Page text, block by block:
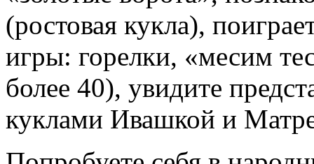
(ростовая кукла),
игры: горелки, «месим
более 40), увидите
куклами Ивашкой и